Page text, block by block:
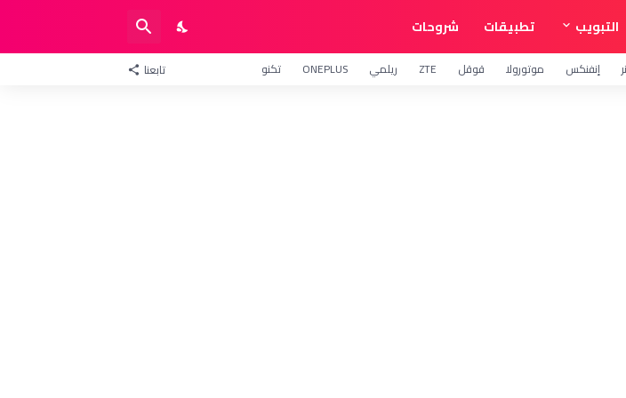
التبويب تطبيقات شروحات
إنفنكس موتورولا قوقل ZTE ريلمي ONEPLUS تكنو تابعنا